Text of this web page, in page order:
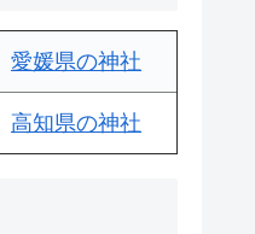
愛媛県の神社
高知県の神社